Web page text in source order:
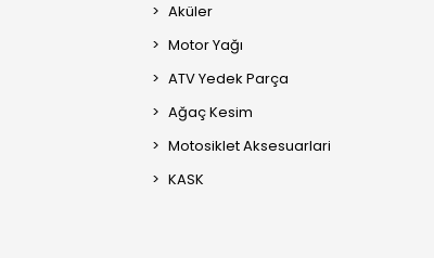
Aküler
Motor Yağı
ATV Yedek Parça
Ağaç Kesim
Motosiklet Aksesuarlari
KASK